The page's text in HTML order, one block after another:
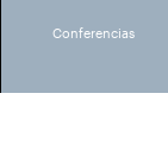
Conferencias